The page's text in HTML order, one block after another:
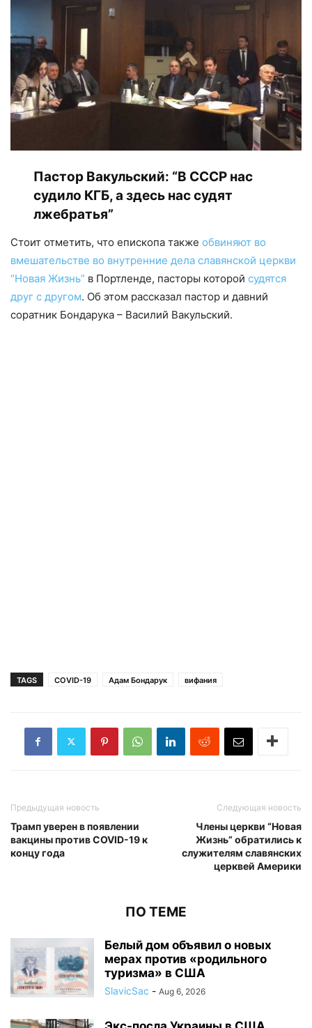
Пастор Вакульский: “В СССР нас
судило КГБ, а здесь нас судят
лжебратья”
Стоит отметить, что епископа также обвиняют во
вмешательстве во внутренние дела славянской церкви
“Новая Жизнь” в Портленде, пасторы которой судятся
друг с другом. Об этом рассказал пастор и давний
соратник Бондарука – Василий Вакульский.
TAGS COVID-19 Адам Бондарук вифания
Предыдущая новость
Трамп уверен в появлении
вакцины против COVID-19 к
концу года
Следующая новость
Члены церкви “Новая
Жизнь” обратились к
служителям славянских
церквей Америки
ПО ТЕМЕ
Белый дом объявил о новых
мерах против «родильного
туризма» в США
SlavicSac - Aug 6, 2026